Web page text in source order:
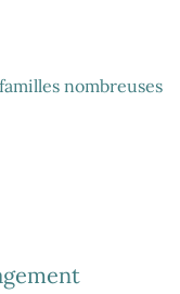
nombreuses